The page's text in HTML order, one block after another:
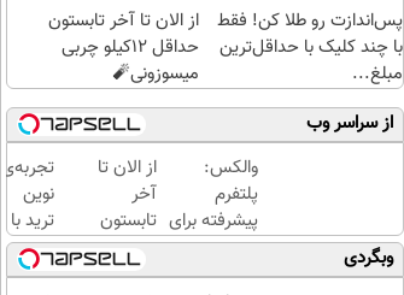
پس‌اندازت رو طلا کن! فقط
با چند کلیک با حداقل‌ترین
مبلغ...
از الان تا آخر تابستون
حداقل 12کیلو چربی
میسوزونی🧨
از سراسر وب
والکس:
پلتفرم
پیشرفته برای
معامله و
سرمایه‌گذاری
از الان تا
آخر
تابستون
حداقل
12کیلو
تجربه‌ی
نوین
ترید با
والکس،
آینده‌ای
وبگردی